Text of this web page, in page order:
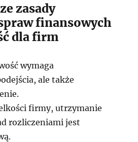
zasady
finansowych
dla firm
wymaga
ale także
firmy, utrzymanie
rozliczeniami jest